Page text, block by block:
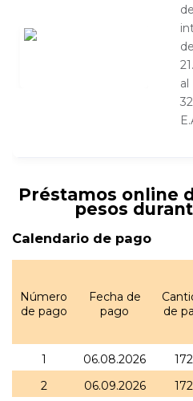
de
al
Préstamos online
pesos
Calendario de pago
Número
de pago
Fecha de
pago
de
1 06.08.2026
2
06.09.2026